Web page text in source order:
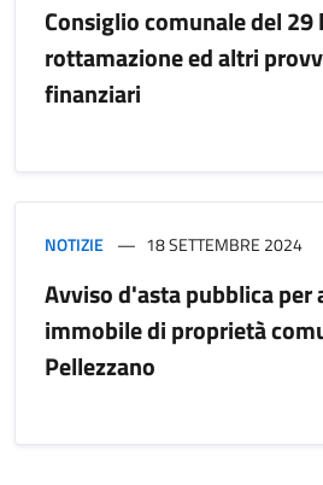
Consiglio comunale del 29
rottamazione ed altri
finanziari
NOTIZIE 18 SETTEMBRE 2024
Avviso d'asta pubblica per
immobile di proprietà
Pellezzano